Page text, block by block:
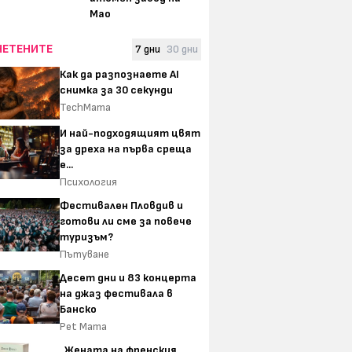
Мао
7 дни 30 дни
Как да разпознаете AI
снимка за 30 секунди
TechMama
И най-подходящият цвят
за дреха на първа среща
е...
Психология
Фестивален Пловдив и
готови ли сме за повече
туризъм?
Пътуване
Десет дни и 83 концерта
на джаз фестивала в
Банско
Pet Mama